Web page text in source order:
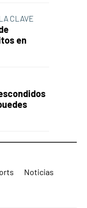
CLAVE
en
Noticias